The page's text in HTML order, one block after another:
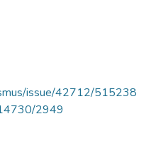
issue/42712/515238
2949